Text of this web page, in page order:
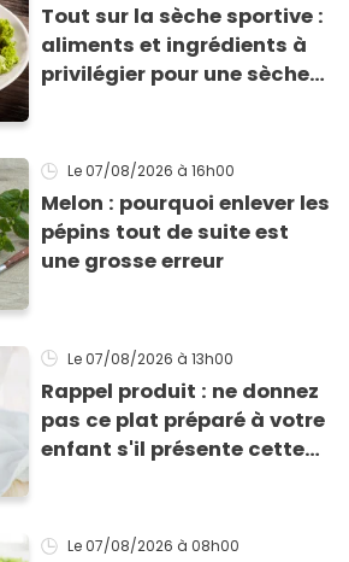
Tout sur la sèche sportive :
aliments et ingrédients à
privilégier pour une sèche
Le 07/08/2026 à 16h00
Melon : pourquoi enlever les
pépins tout de suite est
une grosse erreur
Le 07/08/2026 à 13h00
Rappel produit : ne donnez
pas ce plat préparé à votre
enfant s'il présente cette
Le 07/08/2026 à 08h00